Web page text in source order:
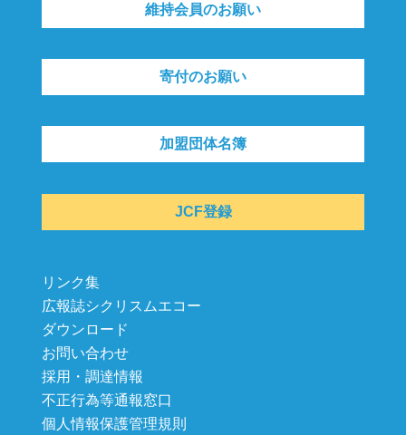
維持会員のお願い
寄付のお願い
加盟団体名簿
JCF登録
リンク集
広報誌シクリスムエコー
ダウンロード
お問い合わせ
採用・調達情報
不正行為等通報窓口
個人情報保護管理規則